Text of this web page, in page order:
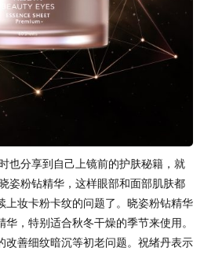
也分享到自己上镜前的护肤秘籍，就
姿粉钻精华，这样眼部和面部肌肤都
上妆卡粉卡纹的问题了。晓姿粉钻精华
，特别适合秋冬干燥的季节来使用。
改善细纹暗沉等初老问题。祝绪丹表示